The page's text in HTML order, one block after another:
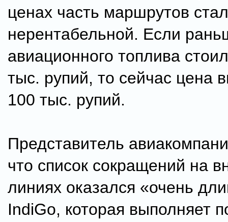
ценах часть маршрутов
нерентабельной. Если
авиационного топлива
тыс. рупий, то сейчас цена
100 тыс. рупий.
Представитель
что список сокращений на
линиях оказался «очень
IndiGo, которая выполняет